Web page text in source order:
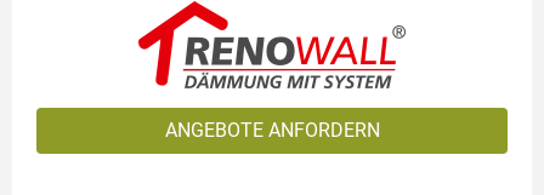
ANGEBOTE ANFORDERN